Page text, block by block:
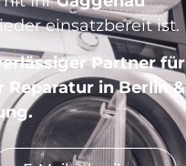
einsatzbereit ist.
Partner für
in Berlin &